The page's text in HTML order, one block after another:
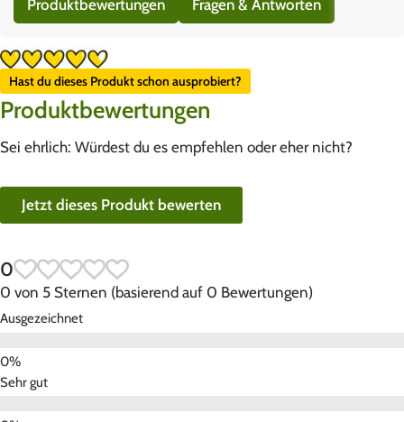
Produktbewertungen Fragen & Antworten
Hast du dieses Produkt schon ausprobiert?
Produktbewertungen
Sei ehrlich: Würdest du es empfehlen oder eher nicht?
Jetzt dieses Produkt bewerten
0
0 von 5 Sternen (basierend auf 0 Bewertungen)
Ausgezeichnet
Sehr gut